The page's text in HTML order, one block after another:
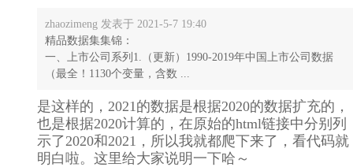
zhaozimeng 发表于 2021-5-7 19:40
精品数据集集锦：
一、上市公司系列1.（更新）1990-2019年中国上市公司数据
（最全！1130个变量，含数 ...
是这样的，2021的数据是根据2020的数据扩充的，
也是根据2020计算的，在原始的html链接中分别列
示了2020和2021，所以我就都爬下来了，看代码就
明白啦。这里给大家说明一下哈～